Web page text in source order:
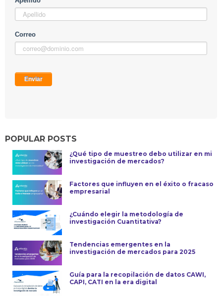
POPULAR POSTS
¿Qué tipo de muestreo debo utilizar en mi
investigación de mercados?
Factores que influyen en el éxito o fracaso
empresarial
¿Cuándo elegir la metodología de
investigación Cuantitativa?
Tendencias emergentes en la
investigación de mercados para 2025
Guía para la recopilación de datos CAWI,
CAPI, CATI en la era digital